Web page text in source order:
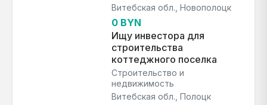
Витебская обл., Новополоцк
0 BYN
Ищу инвестора для
строительства
коттеджного поселка
Строительство и
недвижимость
Витебская обл., Полоцк